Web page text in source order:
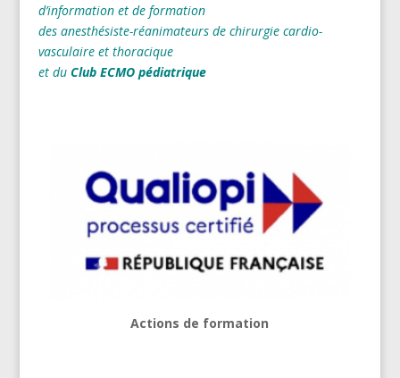
d’information et de formation
des anesthésiste-réanimateurs de chirurgie cardio-
vasculaire et thoracique
et du Club ECMO pédiatrique
Actions de formation